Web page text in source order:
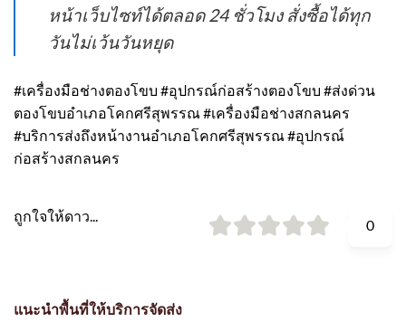
หน้าเว็บไซท์ได้ตลอด 24 ชั่วโมง สั่งซื้อได้ทุก
วันไม่เว้นวันหยุด
#เครื่องมือช่างตองโขบ #อุปกรณ์ก่อสร้างตองโขบ #ส่งด่วน
ตองโขบอำเภอโคกศรีสุพรรณ #เครื่องมือช่างสกลนคร
#บริการส่งถึงหน้างานอำเภอโคกศรีสุพรรณ #อุปกรณ์
ก่อสร้างสกลนคร
ถูกใจให้ดาว...
0
แนะนำพื้นที่ให้บริการจัดส่ง